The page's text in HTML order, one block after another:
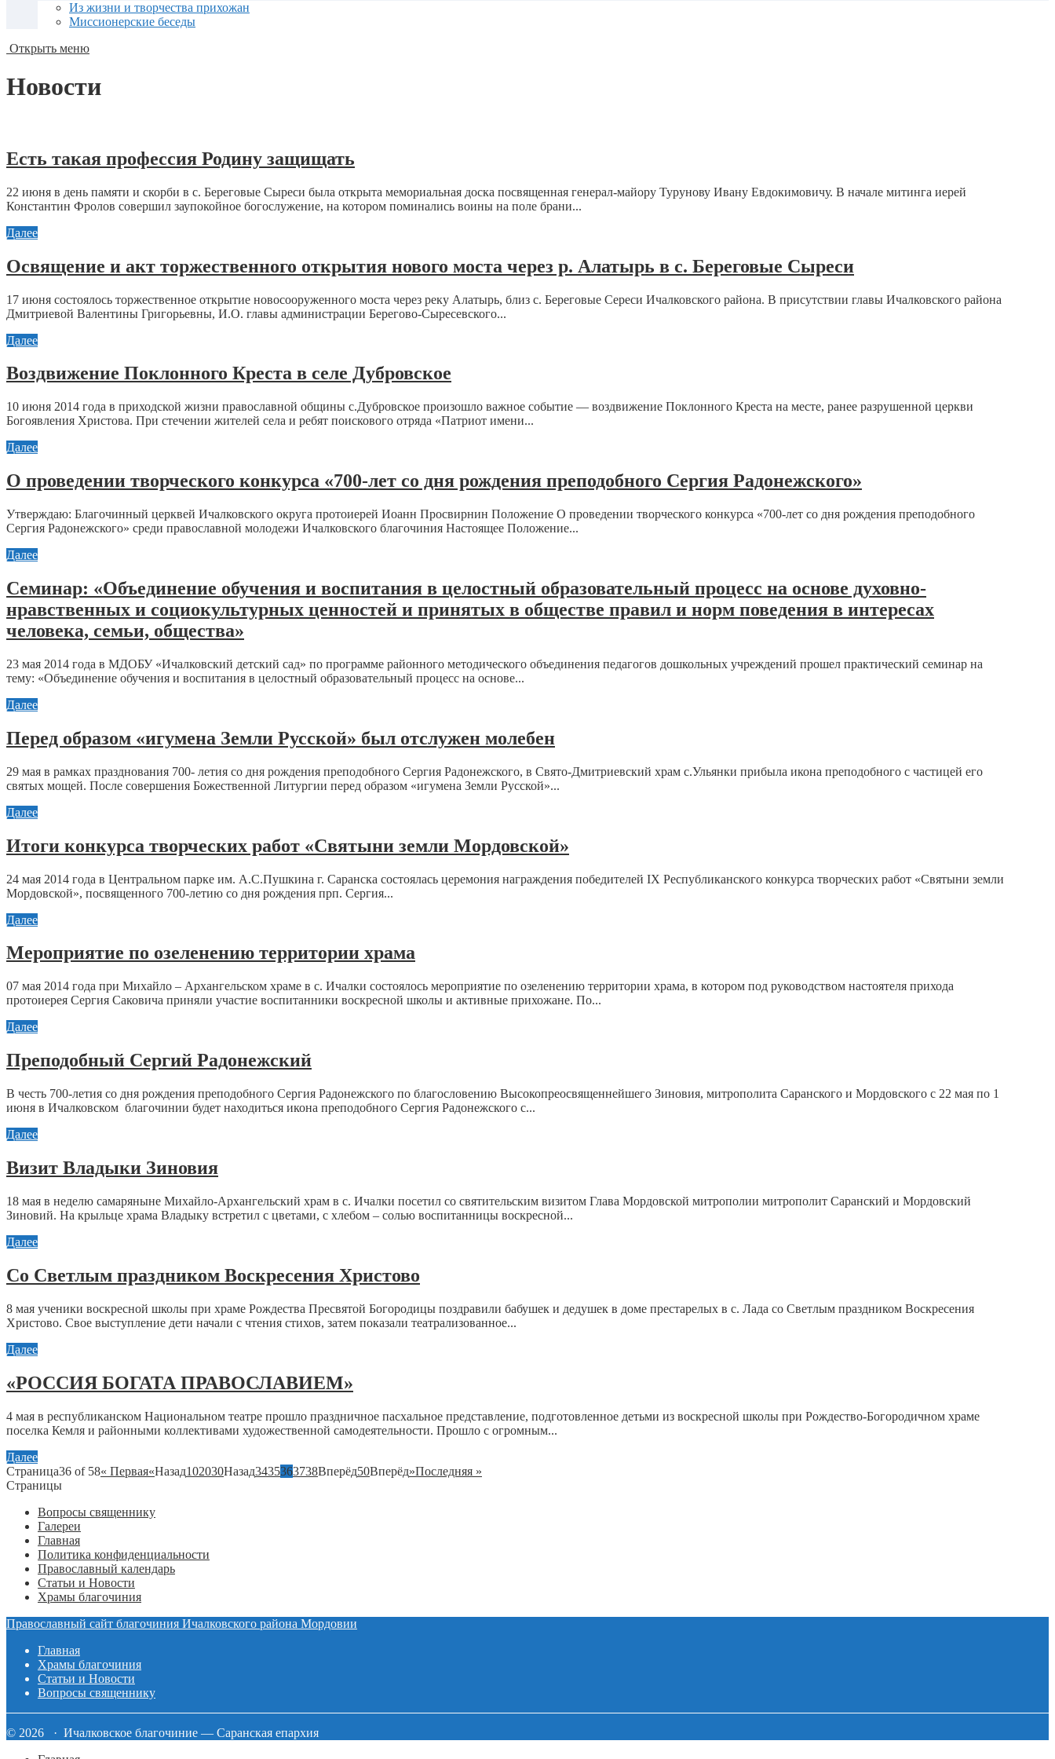
Из жизни и творчества прихожан
Миссионерские беседы
Открыть меню
Новости
Есть такая профессия Родину защищать
22 июня в день памяти и скорби в с. Береговые Сыреси была открыта мемориальная доска посвященная генерал-майору Турунову Ивану Евдокимовичу. В начале митинга иерей
Константин Фролов совершил заупокойное богослужение, на котором поминались воины на поле брани...
Далее
Освящение и акт торжественного открытия нового моста через р. Алатырь в с. Береговые Сыреси
17 июня состоялось торжественное открытие новосооруженного моста через реку Алатырь, близ с. Береговые Сереси Ичалковского района. В присутствии главы Ичалковского района
Дмитриевой Валентины Григорьевны, И.О. главы администрации Берегово-Сыресевского...
Далее
Воздвижение Поклонного Креста в селе Дубровское
10 июня 2014 года в приходской жизни православной общины с.Дубровское произошло важное событие — воздвижение Поклонного Креста на месте, ранее разрушенной церкви
Богоявления Христова. При стечении жителей села и ребят поискового отряда «Патриот имени...
Далее
О проведении творческого конкурса «700-лет со дня рождения преподобного Сергия Радонежского»
Утверждаю: Благочинный церквей Ичалковского округа протоиерей Иоанн Просвирнин Положение О проведении творческого конкурса «700-лет со дня рождения преподобного
Сергия Радонежского» среди православной молодежи Ичалковского благочиния Настоящее Положение...
Далее
Семинар: «Объединение обучения и воспитания в целостный образовательный процесс на основе духовно-
нравственных и социокультурных ценностей и принятых в обществе правил и норм поведения в интересах
человека, семьи, общества»
23 мая 2014 года в МДОБУ «Ичалковский детский сад» по программе районного методического объединения педагогов дошкольных учреждений прошел практический семинар на
тему: «Объединение обучения и воспитания в целостный образовательный процесс на основе...
Далее
Перед образом «игумена Земли Русской» был отслужен молебен
29 мая в рамках празднования 700- летия со дня рождения преподобного Сергия Радонежского, в Свято-Дмитриевский храм с.Ульянки прибыла икона преподобного с частицей его
святых мощей. После совершения Божественной Литургии перед образом «игумена Земли Русской»...
Далее
Итоги конкурса творческих работ «Святыни земли Мордовской»
24 мая 2014 года в Центральном парке им. А.С.Пушкина г. Саранска состоялась церемония награждения победителей IX Республиканского конкурса творческих работ «Святыни земли
Мордовской», посвященного 700-летию со дня рождения прп. Сергия...
Далее
Мероприятие по озеленению территории храма
07 мая 2014 года при Михайло – Архангельском храме в с. Ичалки состоялось мероприятие по озеленению территории храма, в котором под руководством настоятеля прихода
протоиерея Сергия Саковича приняли участие воспитанники воскресной школы и активные прихожане. По...
Далее
Преподобный Сергий Радонежский
В честь 700-летия со дня рождения преподобного Сергия Радонежского по благословению Высокопреосвященнейшего Зиновия, митрополита Саранского и Мордовского с 22 мая по 1
июня в Ичалковском благочинии будет находиться икона преподобного Сергия Радонежского с...
Далее
Визит Владыки Зиновия
18 мая в неделю самаряныне Михайло-Архангельский храм в с. Ичалки посетил со святительским визитом Глава Мордовской митрополии митрополит Саранский и Мордовский
Зиновий. На крыльце храма Владыку встретил с цветами, с хлебом – солью воспитанницы воскресной...
Далее
Со Светлым праздником Воскресения Христово
8 мая ученики воскресной школы при храме Рождества Пресвятой Богородицы поздравили бабушек и дедушек в доме престарелых в с. Лада со Светлым праздником Воскресения
Христово. Свое выступление дети начали с чтения стихов, затем показали театрализованное...
Далее
«РОССИЯ БОГАТА ПРАВОСЛАВИЕМ»
4 мая в республиканском Национальном театре прошло праздничное пасхальное представление, подготовленное детьми из воскресной школы при Рождество-Богородичном храме
поселка Кемля и районными коллективами художественной самодеятельности. Прошло с огромным...
Далее
Страница36 of 58« Первая«Назад102030Назад3435363738Вперёд50Вперёд»Последняя »
Страницы
Вопросы священнику
Галереи
Главная
Политика конфиденциальности
Православный календарь
Статьи и Новости
Храмы благочиния
Православный сайт благочиния Ичалковского района Мордовии
Главная
Храмы благочиния
Статьи и Новости
Вопросы священнику
© 2026 · Ичалковское благочиние — Саранская епархия